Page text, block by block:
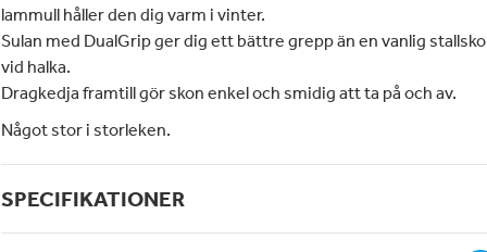
lammull håller den dig varm i vinter.
Sulan med DualGrip ger dig ett bättre grepp än en vanlig stallsko
vid halka.
Dragkedja framtill gör skon enkel och smidig att ta på och av.
Något stor i storleken.
SPECIFIKATIONER